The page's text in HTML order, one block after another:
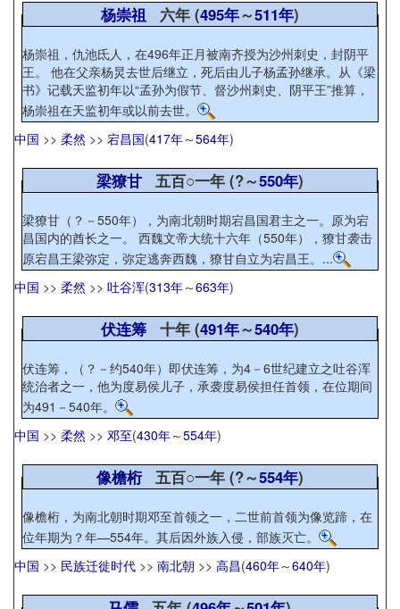
杨崇祖 六年 (495年～511年)
杨崇祖，仇池氐人，在496年正月被南齐授为沙州刺史，封阴平
王。 他在父亲杨炅去世后继立，死后由儿子杨孟孙继承。从《梁
书》记载天监初年以“孟孙为假节、督沙州刺史、阴平王”推算，
杨崇祖在天监初年或以前去世。
中国 >> 柔然 >> 宕昌国(417年～564年)
梁獠甘五百○一年 (?～550年)
梁獠甘（？－550年），为南北朝时期宕昌国君主之一。原为宕
昌国内的酋长之一。 西魏文帝大统十六年（550年），獠甘袭击
原宕昌王梁弥定，弥定逃奔西魏，獠甘自立为宕昌王。...
中国 >> 柔然 >> 吐谷浑(313年～663年)
伏连筹十年 (491年～540年)
伏连筹，（？－约540年）即伏连筹，为4－6世纪建立之吐谷浑
统治者之一，他为度易侯儿子，承袭度易侯担任首领，在位期间
为491－540年。
中国 >> 柔然 >> 邓至(430年～554年)
像檐桁五百○一年 (?～554年)
像檐桁，为南北朝时期邓至首领之一，二世前首领为像览蹄，在
位年期为？年—554年。其后因外族入侵，部族灭亡。
中国 >> 民族迁徙时代 >> 南北朝 >> 高昌(460年～640年)